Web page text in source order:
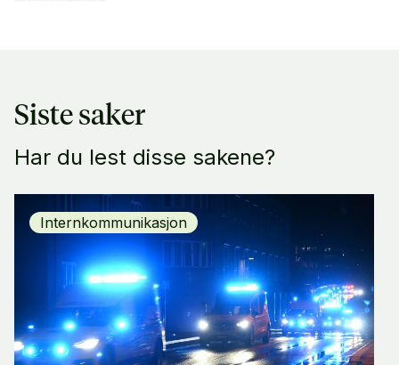
Siste saker
Har du lest disse sakene?
Internkommunikasjon